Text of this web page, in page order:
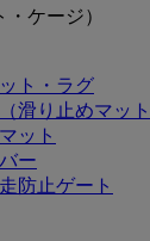
ケージ）
ト・ラグ
滑り止めマット
ット
ー
防止ゲート